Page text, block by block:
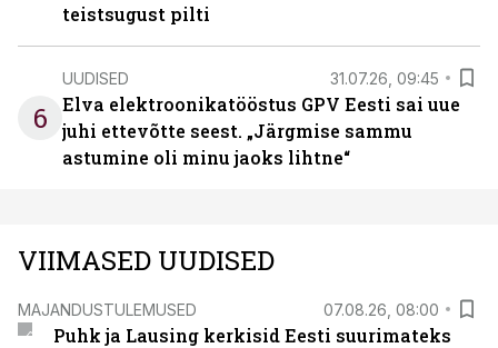
teistsugust pilti
6
UUDISED 31.07.26, 09:45
Elva elektroonikatööstus GPV Eesti sai uue
juhi ettevõtte seest. „Järgmise sammu
astumine oli minu jaoks lihtne“
VIIMASED UUDISED
MAJANDUSTULEMUSED 07.08.26, 08:00
Puhk ja Lausing kerkisid Eesti suurimateks